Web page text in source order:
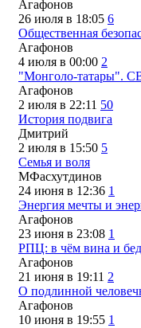
Агафонов
26 июля в 18:05 6
Общественная
Агафонов
4 июля в 00:00 2
"Монголо-татары".
Агафонов
2 июля в 22:11 50
История подвига
Дмитрий
2 июля в 15:50 5
Семья и воля
МФасхутдинов
24 июня в 12:36 1
Энергия мечты и
Агафонов
23 июня в 23:08 1
РПЦ: в чём вина и
Агафонов
21 июня в 19:11 2
О подлинной
Агафонов
10 июня в 19:55 1